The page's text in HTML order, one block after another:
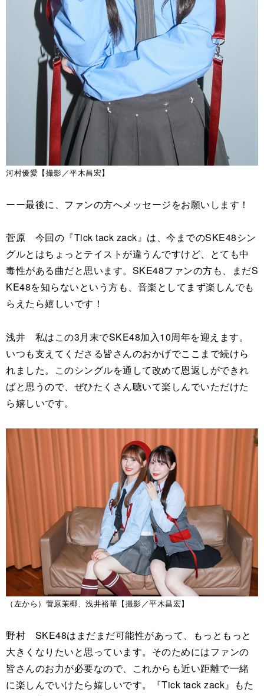
河村優愛【撮影／平木昌宏】
ーー最後に、ファンの方へメッセージをお願いします！
菅原 今回の『Tick tack zack』は、今までのSKE48シン
グルとはちょっとテイストが違うんですけど、とても中
毒性がある曲だと思います。SKE48ファンの方も、まだS
KE48を知らないという方も、音楽としてまず楽しんでも
らえたら嬉しいです！
浅井 私はこの3月末でSKE48加入10周年を迎えます。
いつも支えてくださる皆さんのおかげでここまで続けら
れました。このシングルを通して改めて恩返しができれ
ばと思うので、ぜひたくさん聴いて楽しんでいただけた
ら嬉しいです。
（左から）菅原茉椰、浅井裕華【撮影／平木昌宏】
野村 SKE48はまだまだ可能性があって、もっともっと
大きくなりたいと思っています。そのためにはファンの
皆さんのお力が必要なので、これからも近い距離で一緒
に楽しんでいけたら嬉しいです。『Tick tack zack』もた